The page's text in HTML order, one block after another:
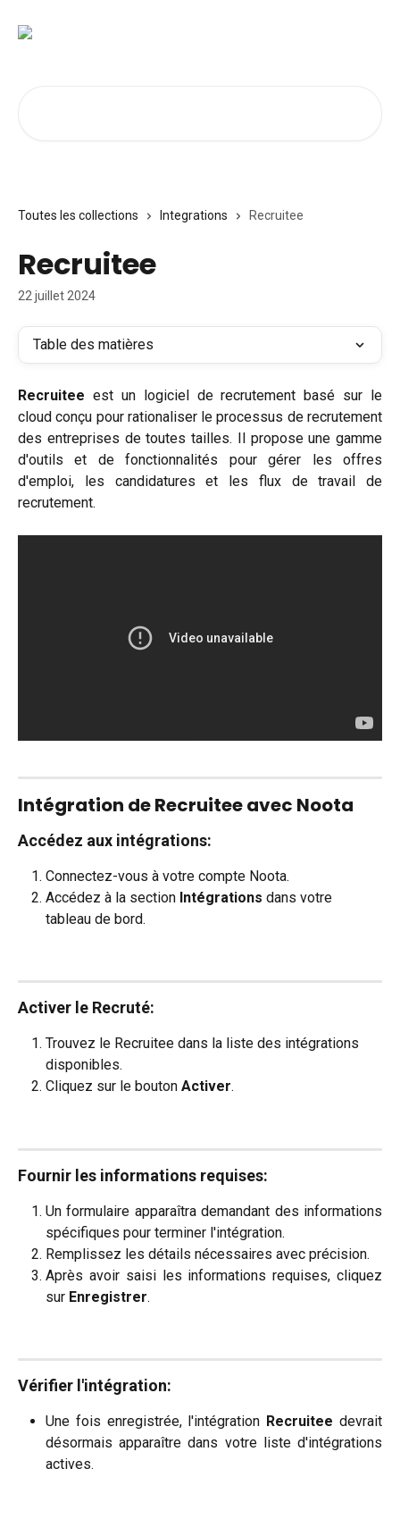
Toutes les collections Integrations Recruitee
Recruitee
22 juillet 2024
Table des matières
Recruitee est un logiciel de recrutement basé sur le
cloud conçu pour rationaliser le processus de recrutement
des entreprises de toutes tailles. Il propose une gamme
d'outils et de fonctionnalités pour gérer les offres
d'emploi, les candidatures et les flux de travail de
recrutement.
Intégration de Recruitee avec Noota
Accédez aux intégrations:
Connectez-vous à votre compte Noota.
Accédez à la section Intégrations dans votre
tableau de bord.
Activer le Recruté:
Trouvez le Recruitee dans la liste des intégrations
disponibles.
Cliquez sur le bouton Activer.
Fournir les informations requises:
Un formulaire apparaîtra demandant des informations
spécifiques pour terminer l'intégration.
Remplissez les détails nécessaires avec précision.
Après avoir saisi les informations requises, cliquez
sur Enregistrer.
Vérifier l'intégration:
Une fois enregistrée, l'intégration Recruitee devrait
désormais apparaître dans votre liste d'intégrations
actives.